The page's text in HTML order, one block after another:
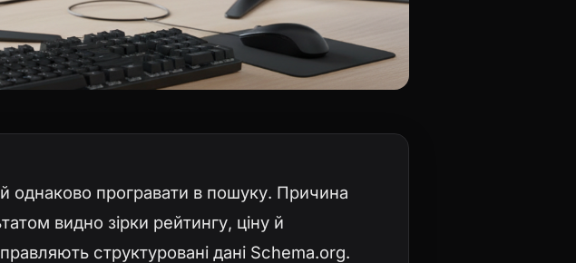
програвати в пошуку. Причина
видно зірки рейтингу, ціну й
структуровані дані Schema.org.